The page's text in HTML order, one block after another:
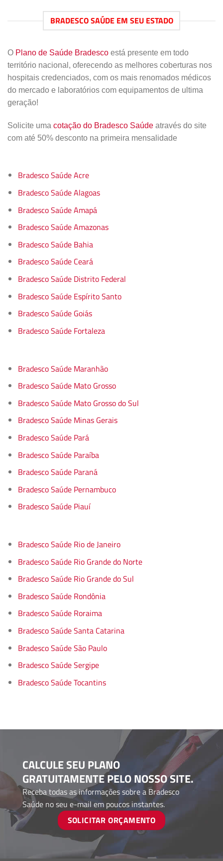
BRADESCO SAÚDE EM SEU ESTADO
O Plano de Saúde Bradesco está presente em todo
território nacional, oferecendo as melhores coberturas nos
hospitais credenciados, com os mais renomados médicos
do mercado e laboratórios com equipamentos de ultima
geração!
Solicite uma cotação do Bradesco Saúde através do site
com até 50% desconto na primeira mensalidade
Bradesco Saúde Acre
Bradesco Saúde Alagoas
Bradesco Saúde Amapá
Bradesco Saúde Amazonas
Bradesco Saúde Bahia
Bradesco Saúde Ceará
Bradesco Saúde Distrito Federal
Bradesco Saúde Espírito Santo
Bradesco Saúde Goiás
Bradesco Saúde Fortaleza
Bradesco Saúde Maranhão
Bradesco Saúde Mato Grosso
Bradesco Saúde Mato Grosso do Sul
Bradesco Saúde Minas Gerais
Bradesco Saúde Pará
Bradesco Saúde Paraíba
Bradesco Saúde Paraná
Bradesco Saúde Pernambuco
Bradesco Saúde Piauí
Bradesco Saúde Rio de Janeiro
Bradesco Saúde Rio Grande do Norte
Bradesco Saúde Rio Grande do Sul
Bradesco Saúde Rondônia
Bradesco Saúde Roraima
Bradesco Saúde Santa Catarina
Bradesco Saúde São Paulo
Bradesco Saúde Sergipe
Bradesco Saúde Tocantins
CALCULE SEU PLANO
GRATUITAMENTE PELO NOSSO SITE.
Receba todas as informações sobre a Bradesco
Saúde no seu e-mail em poucos instantes.
SOLICITAR ORÇAMENTO